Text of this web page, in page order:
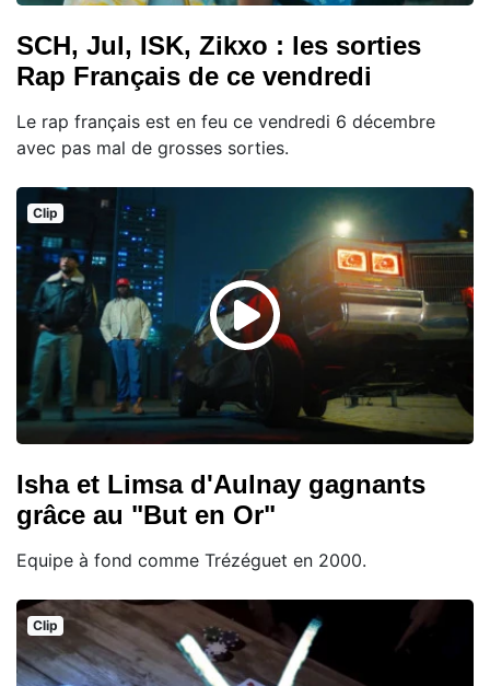
SCH, Jul, ISK, Zikxo : les sorties
Rap Français de ce vendredi
Le rap français est en feu ce vendredi 6 décembre
avec pas mal de grosses sorties.
Clip
Isha et Limsa d'Aulnay gagnants
grâce au "But en Or"
Equipe à fond comme Trézéguet en 2000.
Clip